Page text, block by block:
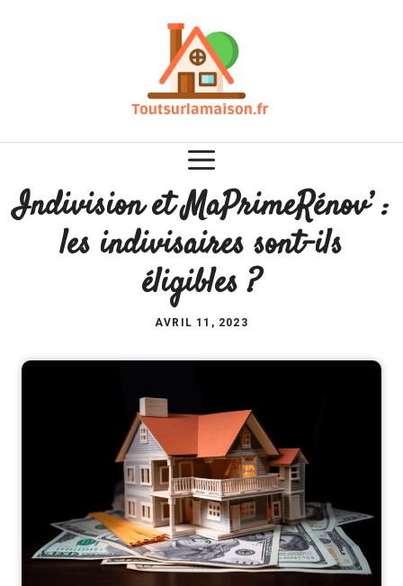
Indivision et MaPrimeRénov’ :
les indivisaires sont-ils
éligibles ?
AVRIL 11, 2023